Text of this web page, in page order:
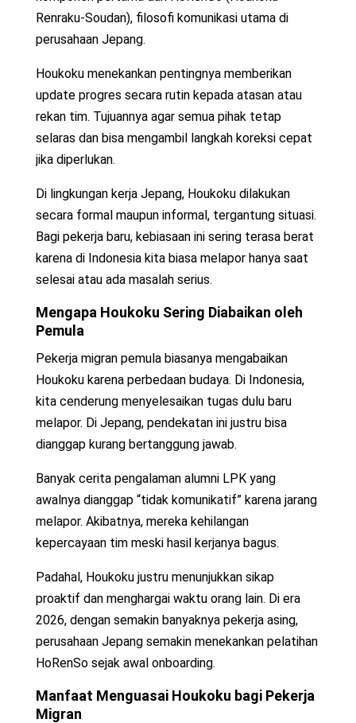
Renraku-Soudan), filosofi komunikasi utama di
perusahaan Jepang.
Houkoku menekankan pentingnya memberikan
update progres secara rutin kepada atasan atau
rekan tim. Tujuannya agar semua pihak tetap
selaras dan bisa mengambil langkah koreksi cepat
jika diperlukan.
Di lingkungan kerja Jepang, Houkoku dilakukan
secara formal maupun informal, tergantung situasi.
Bagi pekerja baru, kebiasaan ini sering terasa berat
karena di Indonesia kita biasa melapor hanya saat
selesai atau ada masalah serius.
Mengapa Houkoku Sering Diabaikan oleh
Pemula
Pekerja migran pemula biasanya mengabaikan
Houkoku karena perbedaan budaya. Di Indonesia,
kita cenderung menyelesaikan tugas dulu baru
melapor. Di Jepang, pendekatan ini justru bisa
dianggap kurang bertanggung jawab.
Banyak cerita pengalaman alumni LPK yang
awalnya dianggap “tidak komunikatif” karena jarang
melapor. Akibatnya, mereka kehilangan
kepercayaan tim meski hasil kerjanya bagus.
Padahal, Houkoku justru menunjukkan sikap
proaktif dan menghargai waktu orang lain. Di era
2026, dengan semakin banyaknya pekerja asing,
perusahaan Jepang semakin menekankan pelatihan
HoRenSo sejak awal onboarding.
Manfaat Menguasai Houkoku bagi Pekerja
Migran